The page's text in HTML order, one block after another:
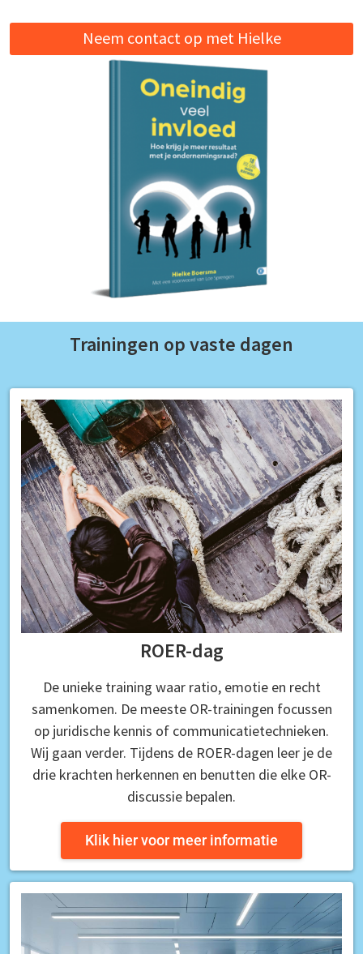
Neem contact op met Hielke
Trainingen op vaste dagen
ROER-dag
De unieke training waar ratio, emotie en recht
samenkomen. De meeste OR-trainingen focussen
op juridische kennis of communicatietechnieken.
Wij gaan verder. Tijdens de ROER-dagen leer je de
drie krachten herkennen en benutten die elke OR-
discussie bepalen.
Klik hier voor meer informatie